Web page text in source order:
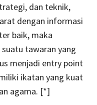
dan teknik,
dengan informasi
baik, maka
tawaran yang
menjadi entry point
ikatan yang kuat
agama. [*]